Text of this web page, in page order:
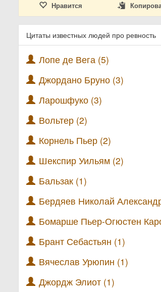
Нравится
Цитаты известных людей про ревность
Лопе де Вега (5)
Джордано Бруно (3)
Ларошфуко (3)
Вольтер (2)
Корнель Пьер (2)
Шекспир Уильям (2)
Бальзак (1)
Бердяев Николай
Бомарше Пьер-Огюстен
Брант Себастьян (1)
Вячеслав Урюпин (1)
Джордж Элиот (1)